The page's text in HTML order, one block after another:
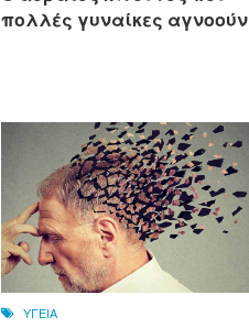
πολλές γυναίκες αγνοούν
ΥΓΕΙΑ